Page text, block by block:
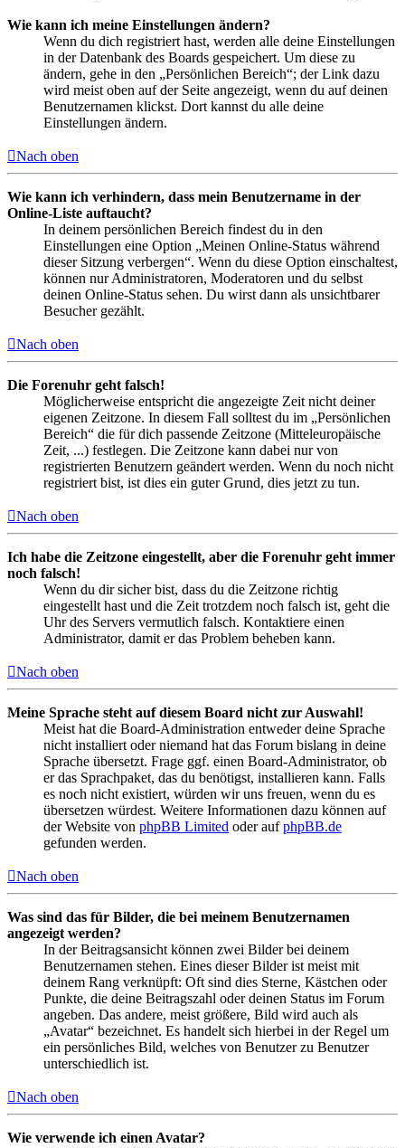
Wie kann ich meine Einstellungen ändern?
Wenn du dich registriert hast, werden alle deine Einstellungen
in der Datenbank des Boards gespeichert. Um diese zu
ändern, gehe in den „Persönlichen Bereich“; der Link dazu
wird meist oben auf der Seite angezeigt, wenn du auf deinen
Benutzernamen klickst. Dort kannst du alle deine
Einstellungen ändern.
Nach oben
Wie kann ich verhindern, dass mein Benutzername in der
Online-Liste auftaucht?
In deinem persönlichen Bereich findest du in den
Einstellungen eine Option „Meinen Online-Status während
dieser Sitzung verbergen“. Wenn du diese Option einschaltest,
können nur Administratoren, Moderatoren und du selbst
deinen Online-Status sehen. Du wirst dann als unsichtbarer
Besucher gezählt.
Nach oben
Die Forenuhr geht falsch!
Möglicherweise entspricht die angezeigte Zeit nicht deiner
eigenen Zeitzone. In diesem Fall solltest du im „Persönlichen
Bereich“ die für dich passende Zeitzone (Mitteleuropäische
Zeit, ...) festlegen. Die Zeitzone kann dabei nur von
registrierten Benutzern geändert werden. Wenn du noch nicht
registriert bist, ist dies ein guter Grund, dies jetzt zu tun.
Nach oben
Ich habe die Zeitzone eingestellt, aber die Forenuhr geht immer
noch falsch!
Wenn du dir sicher bist, dass du die Zeitzone richtig
eingestellt hast und die Zeit trotzdem noch falsch ist, geht die
Uhr des Servers vermutlich falsch. Kontaktiere einen
Administrator, damit er das Problem beheben kann.
Nach oben
Meine Sprache steht auf diesem Board nicht zur Auswahl!
Meist hat die Board-Administration entweder deine Sprache
nicht installiert oder niemand hat das Forum bislang in deine
Sprache übersetzt. Frage ggf. einen Board-Administrator, ob
er das Sprachpaket, das du benötigst, installieren kann. Falls
es noch nicht existiert, würden wir uns freuen, wenn du es
übersetzen würdest. Weitere Informationen dazu können auf
der Website von phpBB Limited oder aufphpBB.de
gefunden werden.
Nach oben
Was sind das für Bilder, die bei meinem Benutzernamen
angezeigt werden?
In der Beitragsansicht können zwei Bilder bei deinem
Benutzernamen stehen. Eines dieser Bilder ist meist mit
deinem Rang verknüpft: Oft sind dies Sterne, Kästchen oder
Punkte, die deine Beitragszahl oder deinen Status im Forum
angeben. Das andere, meist größere, Bild wird auch als
„Avatar“ bezeichnet. Es handelt sich hierbei in der Regel um
ein persönliches Bild, welches von Benutzer zu Benutzer
unterschiedlich ist.
Nach oben
Wie verwende ich einen Avatar?